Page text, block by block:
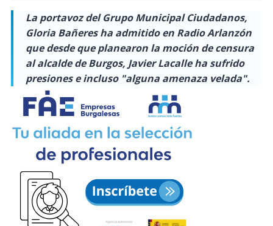
La portavoz del Grupo Municipal Ciudadanos,
Gloria Bañeres ha admitido en Radio Arlanzón
que desde que planearon la moción de censura
al alcalde de Burgos, Javier Lacalle ha sufrido
presiones e incluso "alguna amenaza velada".